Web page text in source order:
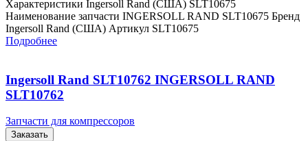
Характеристики Ingersoll Rand (США) SLT10675
Наименование запчасти INGERSOLL RAND SLT10675 Бренд
Ingersoll Rand (США) Артикул SLT10675
Подробнее
Ingersoll Rand SLT10762 INGERSOLL RAND
SLT10762
Запчасти для компрессоров
Заказать